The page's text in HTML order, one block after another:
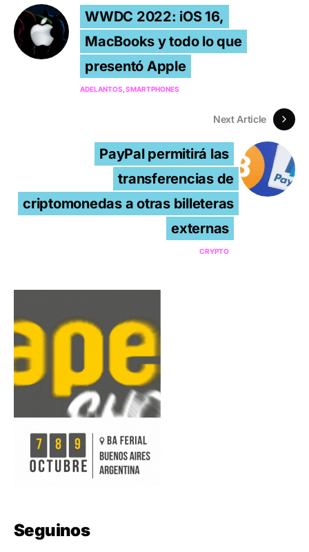
WWDC 2022: iOS 16,
MacBooks y todo lo que
presentó Apple
ADELANTOS SMARTPHONES
Next Article
PayPal permitirá las
transferencias de
criptomonedas a otras billeteras
externas
CRYPTO
Seguinos